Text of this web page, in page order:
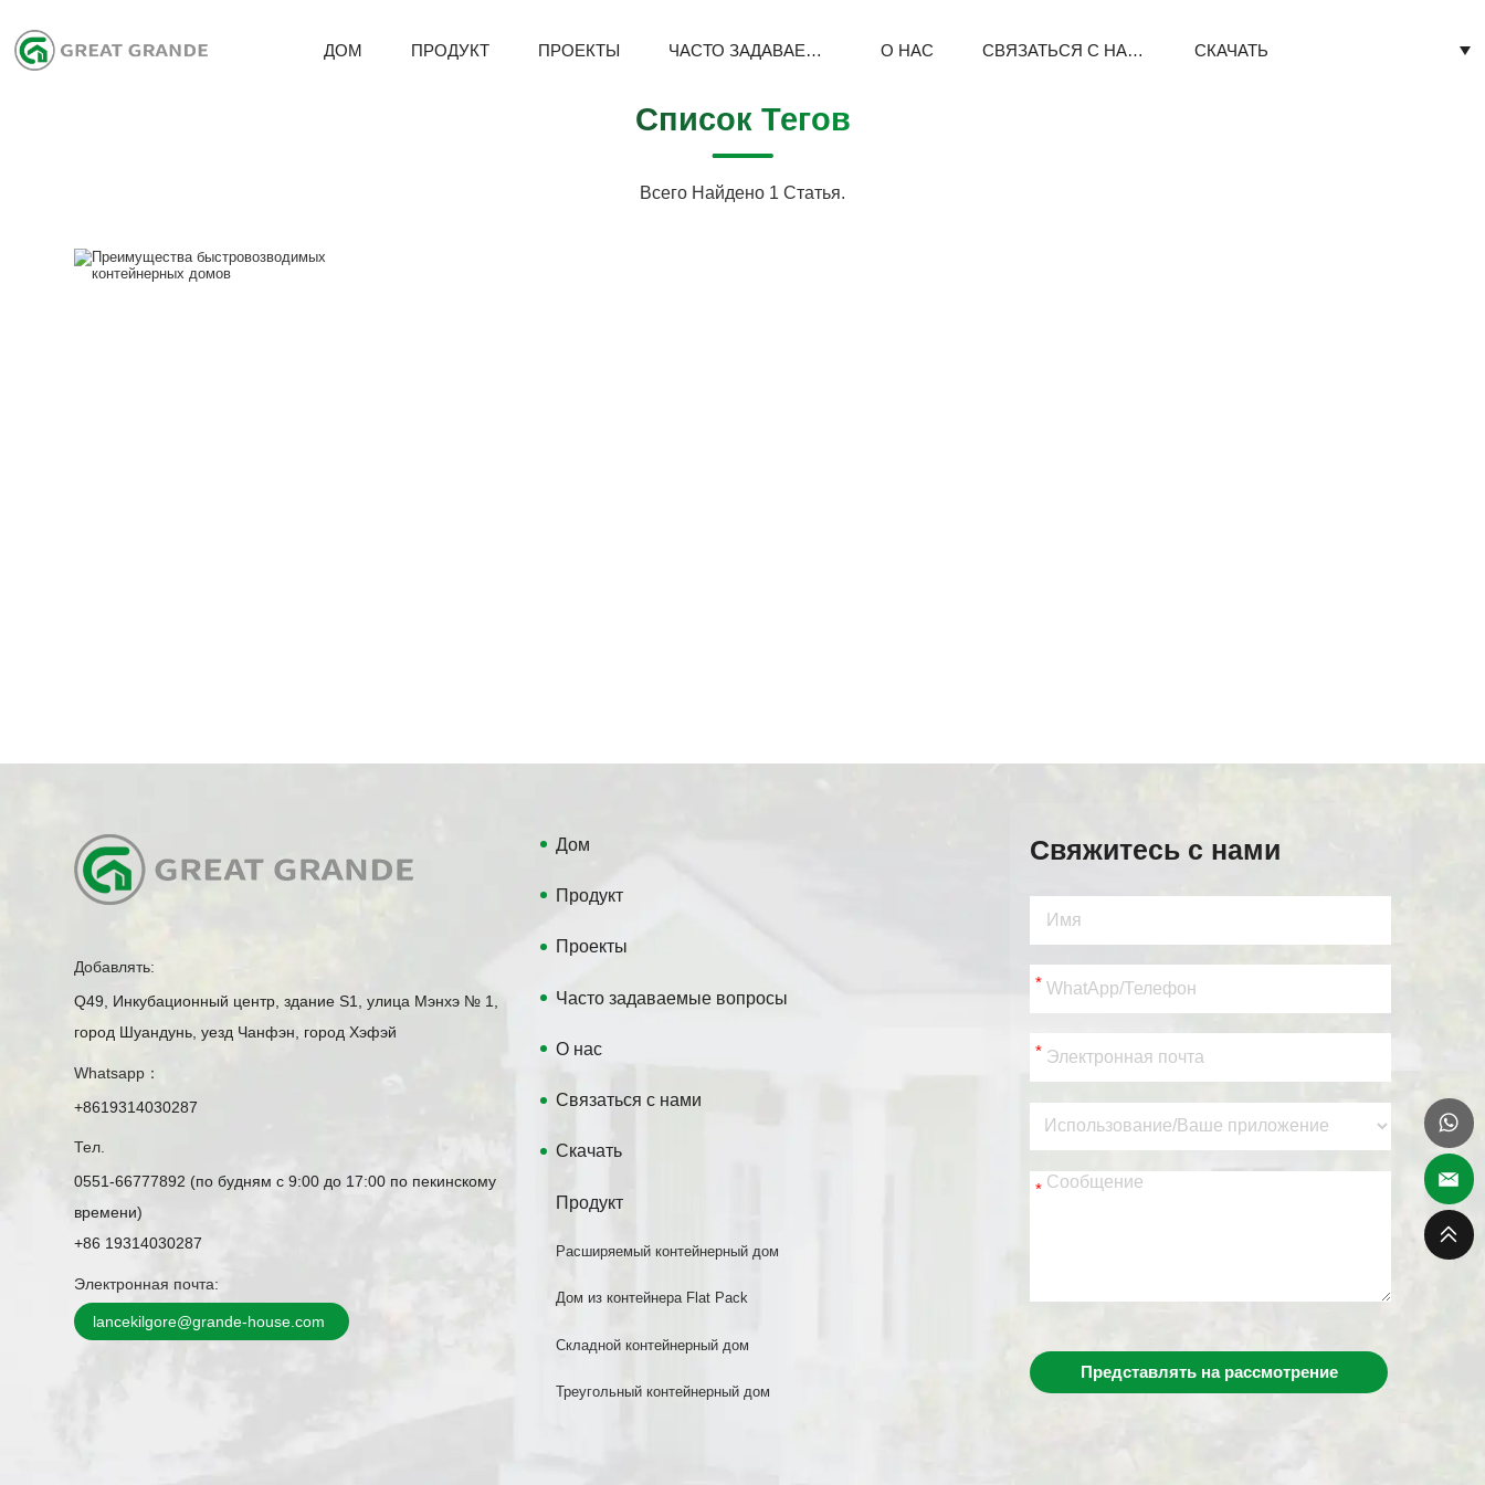
ДОМ ПРОДУКТ ПРОЕКТЫ ЧАСТО ЗАДАВАЕМЫЕ ВОПРОСЫ О НАС СВЯЗАТЬСЯ С НАМИ СКАЧАТЬ
Список Тегов
Всего Найдено 1 Статья.
Свяжитесь с нами
*
*
*
Представлять на рассмотрение
Дом
Продукт
Проекты
Часто задаваемые вопросы
О нас
Связаться с нами
Скачать
Продукт
Расширяемый контейнерный дом
Дом из контейнера Flat Pack
Складной контейнерный дом
Треугольный контейнерный дом
Добавлять:
Q49, Инкубационный центр, здание S1, улица Мэнхэ № 1,
город Шуандунь, уезд Чанфэн, город Хэфэй
Whatsapp：
+8619314030287
Тел.
0551-66777892 (по будням с 9:00 до 17:00 по пекинскому
времени)
+86 19314030287
Электронная почта:
lancekilgore@grande-house.com